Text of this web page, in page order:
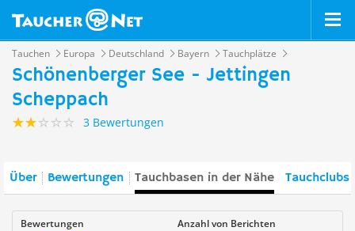
Tauchen Europa Deutschland Bayern Tauchplätze
Schönenberger See - Jettingen
Scheppach
3 Bewertungen
Über Bewertungen Tauchbasen in der Nähe Tauchclubs
Bewertungen Anzahl von Berichten